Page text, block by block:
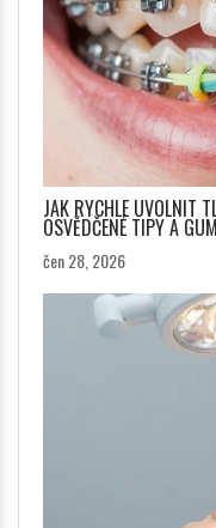
JAK RYCHLE UVOLNIT
OSVĚDČENÉ TIPY A
čen 28, 2026